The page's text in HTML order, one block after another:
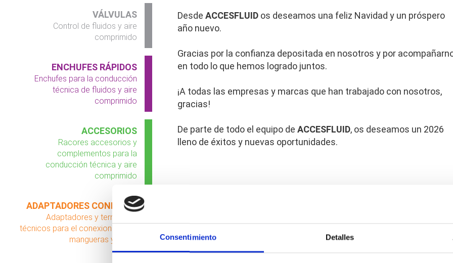
Consentimiento Detalles
VÁLVULAS
Control de fluidos y aire
comprimido
ENCHUFES RÁPIDOS
Enchufes para la conducción
técnica de fluidos y aire
comprimido
ACCESORIOS
Racores accesorios y
complementos para la
conducción técnica y aire
comprimido
ADAPTADORES CONEXIÓN
Adaptadores y terminales
técnicos para el conexionado de
mangueras y tubos
Desde ACCESFLUID os deseamos una feliz Navidad y un próspero
año nuevo.
Gracias por la confianza depositada en nosotros y por
en todo lo que hemos logrado juntos.
¡A todas las empresas y marcas que han trabajado con nosotros,
gracias!
De parte de todo el equipo de ACCESFLUID, os deseamos un 2026
lleno de éxitos y nuevas oportunidades.